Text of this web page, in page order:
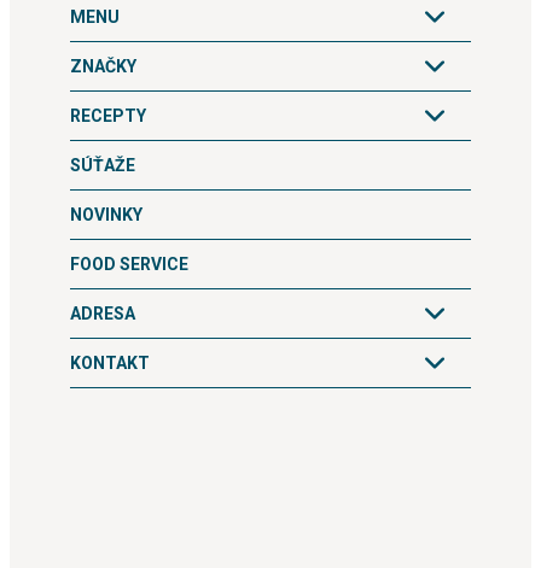
MENU
ZNAČKY
RECEPTY
SÚŤAŽE
NOVINKY
FOOD SERVICE
ADRESA
KONTAKT